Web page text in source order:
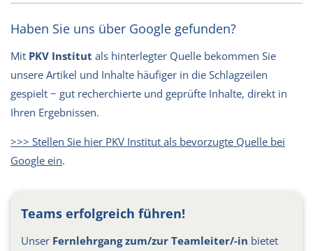
Haben Sie uns über Google gefunden?
Mit PKV Institut als hinterlegter Quelle bekommen Sie
unsere Artikel und Inhalte häufiger in die Schlagzeilen
gespielt − gut recherchierte und geprüfte Inhalte, direkt in
Ihren Ergebnissen.
>>> Stellen Sie hier PKV Institut als bevorzugte Quelle bei
Google ein.
Teams erfolgreich führen!
Unser Fernlehrgang zum/zur Teamleiter/-in bietet